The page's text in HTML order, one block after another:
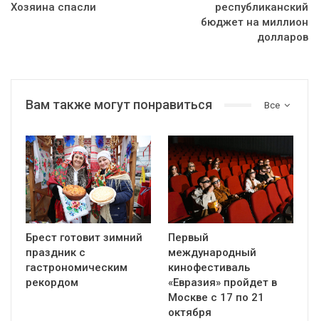
Хозяина спасли
республиканский
бюджет на миллион
долларов
Все
Вам также могут понравиться
Брест готовит зимний
праздник с
гастрономическим
рекордом
Первый
международный
кинофестиваль
«Евразия» пройдет в
Москве с 17 по 21
октября